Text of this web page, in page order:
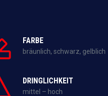
FARBE
bräunlich, schwarz, gelblich
DRINGLICHKEIT
mittel – hoch